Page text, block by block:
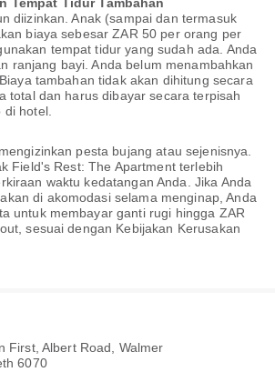
Tempat Tidur Tambahan
diizinkan. Anak (sampai dan termasuk
biaya sebesar ZAR 50 per orang per
tempat tidur yang sudah ada. Anda
ranjang bayi. Anda belum menambahkan
tambahan tidak akan dihitung secara
total dan harus dibayar secara terpisah
di hotel.
pesta bujang atau sejenisnya.
Field's Rest: The Apartment terlebih
waktu kedatangan Anda. Jika Anda
di akomodasi selama menginap, Anda
untuk membayar ganti rugi hingga ZAR
sesuai dengan Kebijakan Kerusakan
First, Albert Road, Walmer
6070